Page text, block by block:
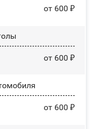
от 600 ₽
от 600 ₽
от 600 ₽